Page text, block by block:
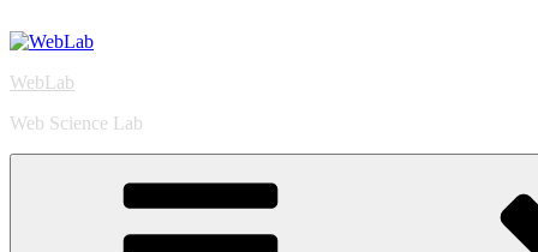
Inhalt
WebLab
Web Science Lab